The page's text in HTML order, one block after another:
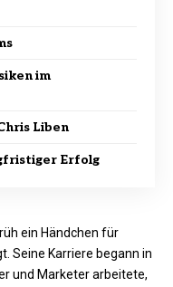
im
Liben
Erfolg
ein Händchen für
Seine Karriere begann in
und Marketer arbeitete,